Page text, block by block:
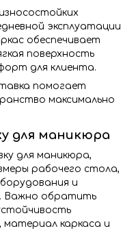
эксплуатации
обеспечивает
поверхность
для клиента.
помогает
максимально
для маникюра
для маникюра,
рабочего стола,
и
Важно обратить
материал каркаса и